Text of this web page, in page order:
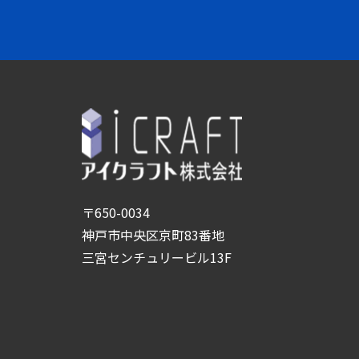
〒650-0034
神戸市中央区京町83番地
三宮センチュリービル13F